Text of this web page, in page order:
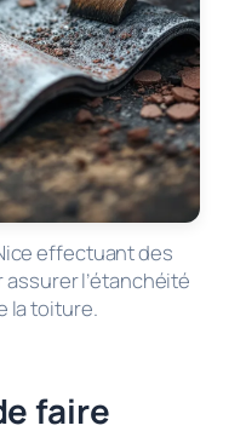
effectuant des
l’étanchéité
la toiture.
faire